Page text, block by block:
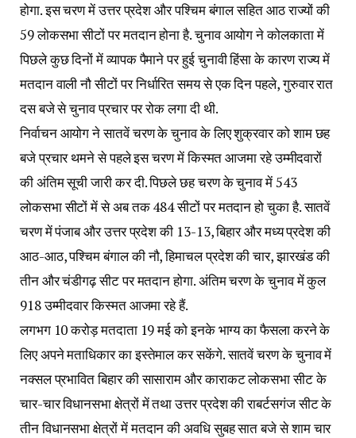
होगा. इस चरण में उत्तर प्रदेश और पश्चिम बंगाल सहित आठ राज्यों की
59 लोकसभा सीटों पर मतदान होना है. चुनाव आयोग ने कोलकाता में
पिछले कुछ दिनों में व्यापक पैमाने पर हुई चुनावी हिंसा के कारण राज्य में
मतदान वाली नौ सीटों पर निर्धारित समय से एक दिन पहले, गुरुवार रात
दस बजे से चुनाव प्रचार पर रोक लगा दी थी.
निर्वाचन आयोग ने सातवें चरण के चुनाव के लिए शुक्रवार को शाम छह
बजे प्रचार थमने से पहले इस चरण में किस्मत आजमा रहे उम्मीदवारों
की अंतिम सूची जारी कर दी. पिछले छह चरण के चुनाव में 543
लोकसभा सीटों में से अब तक 484 सीटों पर मतदान हो चुका है. सातवें
चरण में पंजाब और उत्तर प्रदेश की 13-13, बिहार और मध्य प्रदेश की
आठ-आठ, पश्चिम बंगाल की नौ, हिमाचल प्रदेश की चार, झारखंड की
तीन और चंडीगढ़ सीट पर मतदान होगा. अंतिम चरण के चुनाव में कुल
918 उम्मीदवार किस्मत आजमा रहे हैं.
लगभग 10 करोड़ मतदाता 19 मई को इनके भाग्य का फैसला करने के
लिए अपने मताधिकार का इस्तेमाल कर सकेंगे. सातवें चरण के चुनाव में
नक्सल प्रभावित बिहार की सासाराम और काराकट लोकसभा सीट के
चार-चार विधानसभा क्षेत्रों में तथा उत्तर प्रदेश की राबर्टसगंज सीट के
तीन विधानसभा क्षेत्रों में मतदान की अवधि सुबह सात बजे से शाम चार